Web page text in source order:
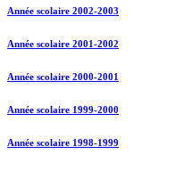
Année scolaire 2002-2003
Année scolaire 2001-2002
Année scolaire 2000-2001
Année scolaire 1999-2000
Année scolaire 1998-1999